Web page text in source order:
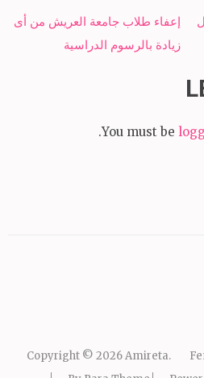
إعفاء طلاب جامعة العريش من أى
زيادة بالرسوم الدراسية
You must be
Copyright © 2026Amireta.